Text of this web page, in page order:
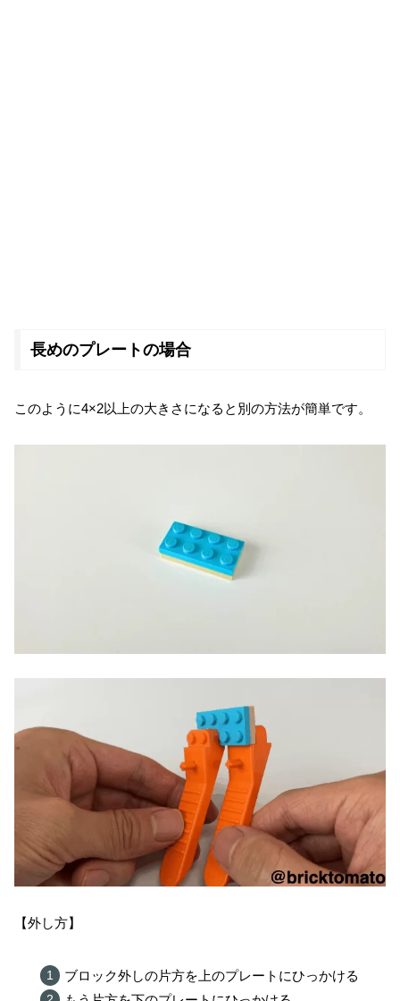
長めのプレートの場合
このように4×2以上の大きさになると別の方法が簡単です。
【外し方】
ブロック外しの片方を上のプレートにひっかける